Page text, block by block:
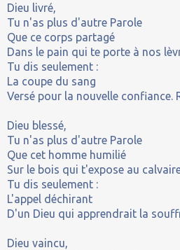
Dieu livré,
Tu n'as plus d'autre Parole
Que ce corps partagé
Dans le pain qui te porte à nos
Tu dis seulement :
La coupe du sang
Versé pour la nouvelle confiance.
Dieu blessé,
Tu n'as plus d'autre Parole
Que cet homme humilié
Sur le bois qui t'expose au
Tu dis seulement :
L'appel déchirant
D'un Dieu qui apprendrait la
Dieu vaincu,